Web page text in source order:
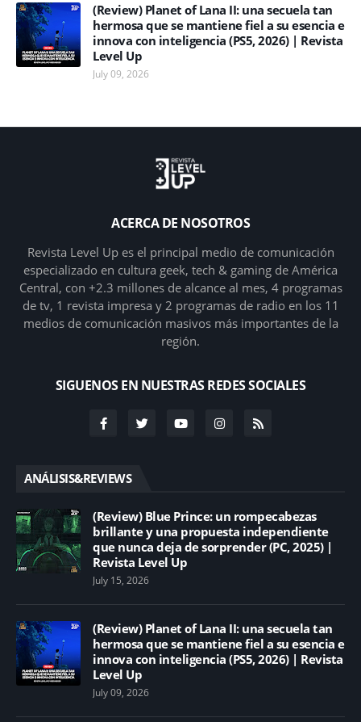
(Review) Planet of Lana II: una secuela tan
hermosa que se mantiene fiel a su esencia e
innova con inteligencia (PS5, 2026) | Revista
Level Up
July 09, 2026
ACERCA DE NOSOTROS
Revista Level Up es el principal medio de comunicación
especializado en cultura geek, tech & gaming de América
Central, con +2.3 millones de alcance al mes, 4 programas
de tv, 1 revista impresa y 2 programas de radio en los 11
medios de comunicación masivos más importantes de la
región.
SIGUENOS EN NUESTRAS REDES SOCIALES
ANÁLISIS&REVIEWS
(Review) Blue Prince: un rompecabezas
brillante y una propuesta independiente
que nunca deja de sorprender (PC, 2025) |
Revista Level Up
July 15, 2026
(Review) Planet of Lana II: una secuela tan
hermosa que se mantiene fiel a su esencia e
innova con inteligencia (PS5, 2026) | Revista
Level Up
July 09, 2026